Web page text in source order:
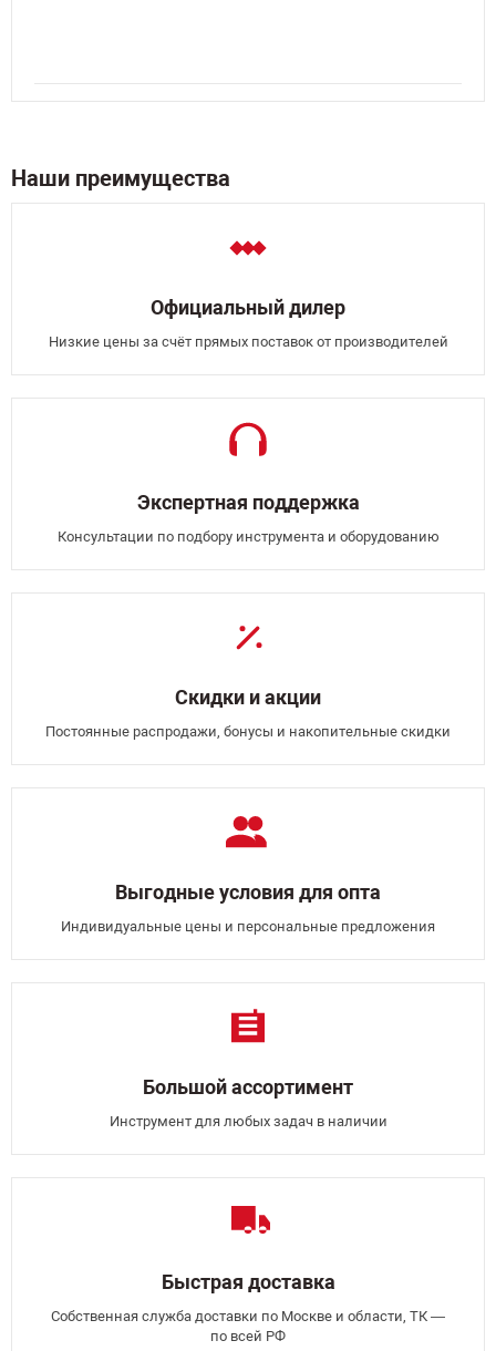
Наши преимущества
Официальный дилер
Низкие цены за счёт прямых поставок от производителей
Экспертная поддержка
Консультации по подбору инструмента и оборудованию
Скидки и акции
Постоянные распродажи, бонусы и накопительные скидки
Выгодные условия для опта
Индивидуальные цены и персональные предложения
Большой ассортимент
Инструмент для любых задач в наличии
Быстрая доставка
Собственная служба доставки по Москве и области, ТК —
по всей РФ